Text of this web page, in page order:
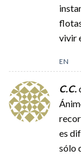
vivir
EN
C.C.
es
sólo